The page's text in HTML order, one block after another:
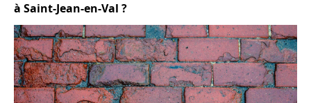
à Saint-Jean-en-Val ?